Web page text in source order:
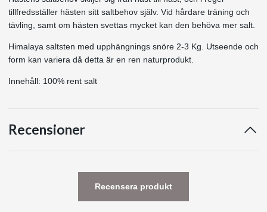
tillfredsställer hästen sitt saltbehov själv. Vid hårdare träning och
tävling, samt om hästen svettas mycket kan den behöva mer salt.
Himalaya saltsten med upphängnings snöre 2-3 Kg. Utseende och
form kan variera då detta är en ren naturprodukt.
Innehåll: 100% rent salt
Recensioner
Recensera produkt